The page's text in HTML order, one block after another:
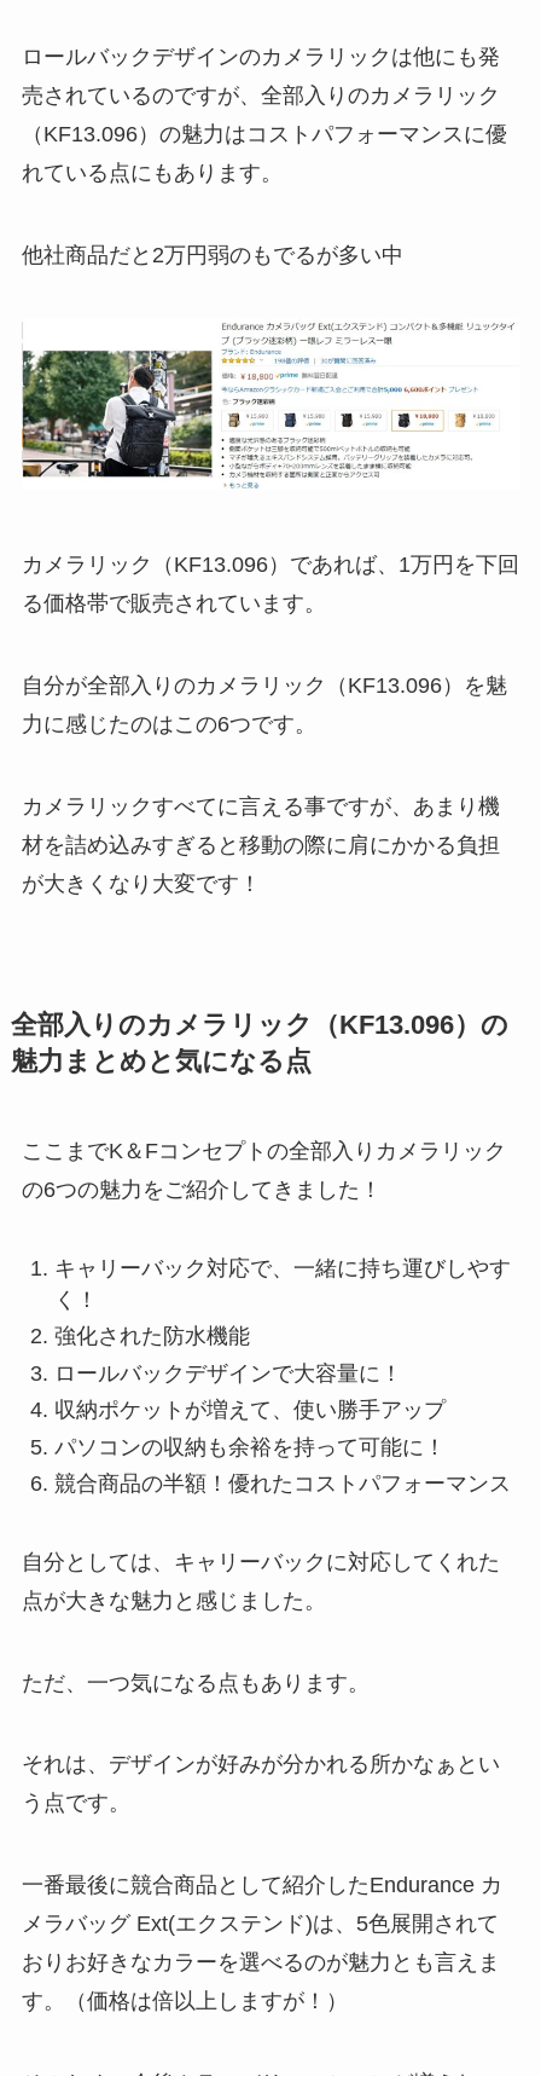
ロールバックデザインのカメラリックは他にも発
売されているのですが、全部入りのカメラリック
（KF13.096）の魅力はコストパフォーマンスに優
れている点にもあります。
他社商品だと2万円弱のもでるが多い中
カメラリック（KF13.096）であれば、1万円を下回
る価格帯で販売されています。
自分が全部入りのカメラリック（KF13.096）を魅
力に感じたのはこの6つです。
カメラリックすべてに言える事ですが、あまり機
材を詰め込みすぎると移動の際に肩にかかる負担
が大きくなり大変です！
全部入りのカメラリック（KF13.096）の
魅力まとめと気になる点
ここまでK＆Fコンセプトの全部入りカメラリック
の6つの魅力をご紹介してきました！
キャリーバック対応で、一緒に持ち運びしやす
く！
強化された防水機能
ロールバックデザインで大容量に！
収納ポケットが増えて、使い勝手アップ
パソコンの収納も余裕を持って可能に！
競合商品の半額！優れたコストパフォーマンス
自分としては、キャリーバックに対応してくれた
点が大きな魅力と感じました。
ただ、一つ気になる点もあります。
それは、デザインが好みが分かれる所かなぁとい
う点です。
一番最後に競合商品として紹介したEndurance カ
メラバッグ Ext(エクステンド)は、5色展開されて
おりお好きなカラーを選べるのが魅力とも言えま
す。（価格は倍以上しますが！）